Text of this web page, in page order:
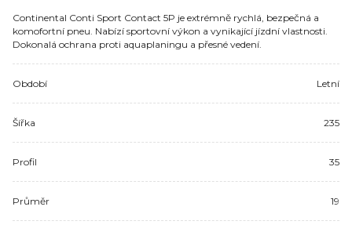
Continental Conti Sport Contact 5P je extrémně rychlá, bezpečná a
komofortní pneu. Nabízí sportovní výkon a vynikající jízdní vlastnosti.
Dokonalá ochrana proti aquaplaningu a přesné vedení.
Období Letní
Šířka 235
Profil 35
Průměr 19